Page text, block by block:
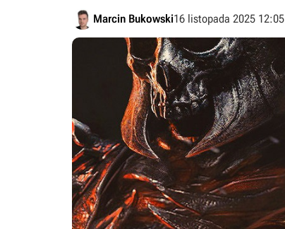
Marcin Bukowski16 listopada 2025 12:05